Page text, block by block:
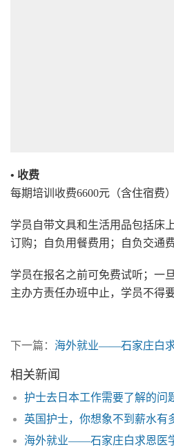
• 收费
每期培训收费6600元（含住宿费）
学员自带文具和生活用品包括床
订购；自负用餐费用；自负交通费
学员在报名之前可免费试听；一
主办方责任办班中止，学员不得
下一篇： 海外就业——石家庄白
相关新闻
海外就业——石家庄白求恩医